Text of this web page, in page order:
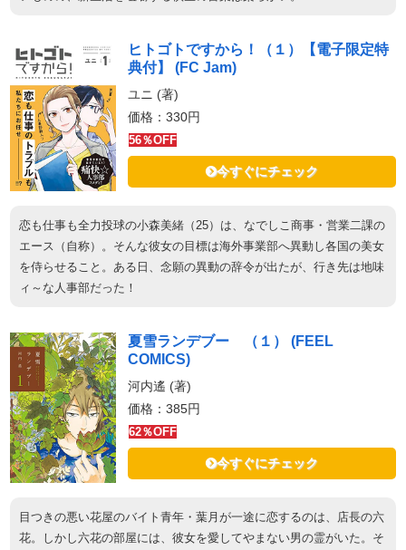
ヒトゴトですから！（１）【電子限定特
典付】 (FC Jam)
ユニ (著)
価格：330円
56％OFF
今すぐにチェック
恋も仕事も全力投球の小森美緒（25）は、なでしこ商事・営業二課の
エース（自称）。そんな彼女の目標は海外事業部へ異動し各国の美女
を侍らせること。ある日、念願の異動の辞令が出たが、行き先は地味
ィ～な人事部だった！
夏雪ランデブー （１） (FEEL
COMICS)
河内遙 (著)
価格：385円
62％OFF
今すぐにチェック
目つきの悪い花屋のバイト青年・葉月が一途に恋するのは、店長の六
花。しかし六花の部屋には、彼女を愛してやまない男の霊がいた。そ